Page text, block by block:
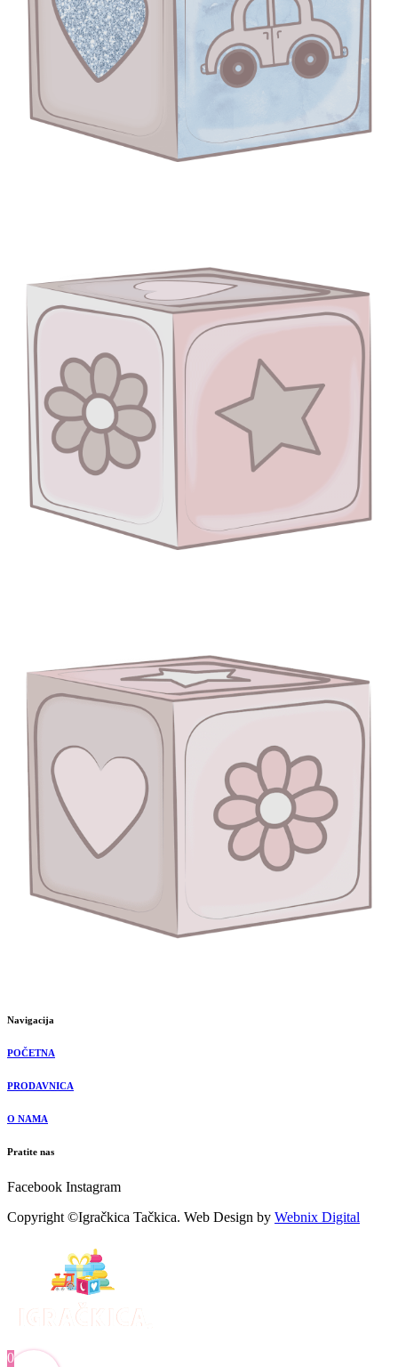
Navigacija
POČETNA
PRODAVNICA
O NAMA
Pratite nas
Facebook Instagram
Copyright ©Igračkica Tačkica. Web Design by Webnix Digital
0